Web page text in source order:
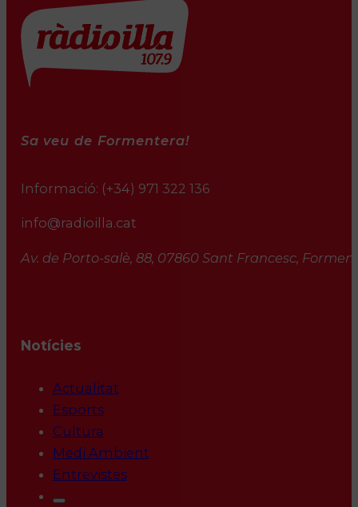
Sa veu de Formentera!
Informació: (+34) 971 322 136
info@radioilla.cat
Av. de Porto-salè, 88, 07860 Sant Francesc,
Notícies
Actualitat
Esports
Cultura
Medi Ambient
Entrevistes